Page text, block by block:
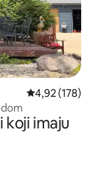
Prosječna
4,92 (178)
koji imaju